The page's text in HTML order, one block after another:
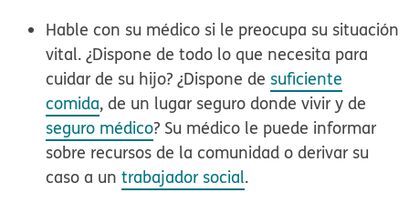
Hable con su médico si le preocupa su situación
vital. ¿Dispone de todo lo que necesita para
cuidar de su hijo? ¿Dispone de suficiente
comida, de un lugar seguro donde vivir y de
seguro médico? Su médico le puede informar
sobre recursos de la comunidad o derivar su
caso a untrabajador social.